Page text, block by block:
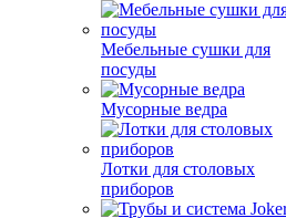
Мебельные сушки для
посуды
Мусорные ведра
Лотки для столовых
приборов